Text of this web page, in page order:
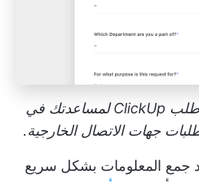
تم تصميم قالب نموذج طلب ClickUp لمساعدتك في
جهات الاتصال الخارجية.
جمع المعلومات بشكل سريع